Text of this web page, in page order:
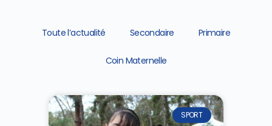
Toute l’actualité Secondaire Primaire
Coin Maternelle
SPORT